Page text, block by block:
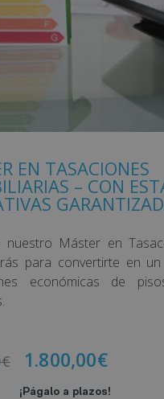
EN TASACIONES
– CON
nuestro Máster en
para convertirte en
económicas de
€ 1.800,00€